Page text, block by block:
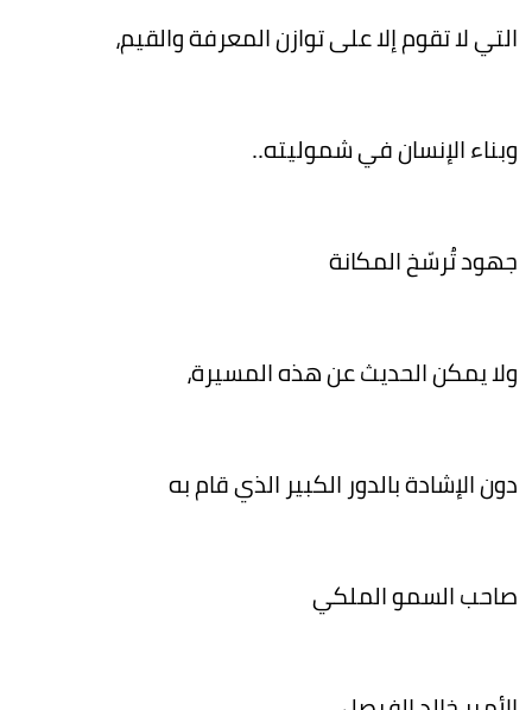
التي لا تقوم إلا على توازن المعرفة والقيم،
وبناء الإنسان في شموليته..
جهود تُرسّخ المكانة
ولا يمكن الحديث عن هذه المسيرة،
دون الإشادة بالدور الكبير الذي قام به
صاحب السمو الملكي